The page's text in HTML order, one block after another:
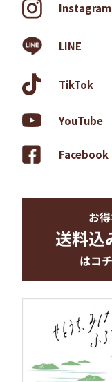
Instagram
LINE
TikTok
YouTube
Facebook